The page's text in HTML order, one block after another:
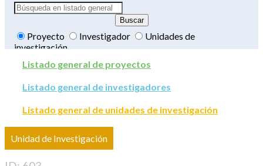
Proyecto Investigador
Unidades de
investigación
Listado general de proyectos
Listado general de investigadores
Listado general de unidades de investigación
Unidad de Investigación